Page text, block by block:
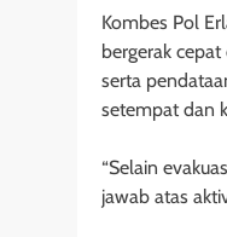
Kombes Pol
bergerak
serta
setempat dan
“Selain
jawab atas